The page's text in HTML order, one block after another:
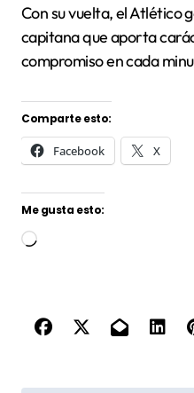
Con su vuelta, el Atlético
capitana que aporta
compromiso en cada
Comparte esto:
Facebook X
Me gusta esto:
Cargando...